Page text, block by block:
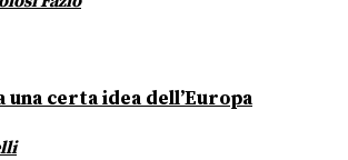
una certa idea dell’Europa